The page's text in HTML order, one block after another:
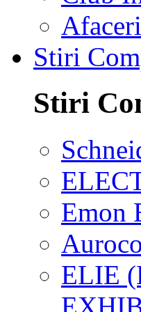
Afaceri
Stiri
Stiri
Emon
ELIE